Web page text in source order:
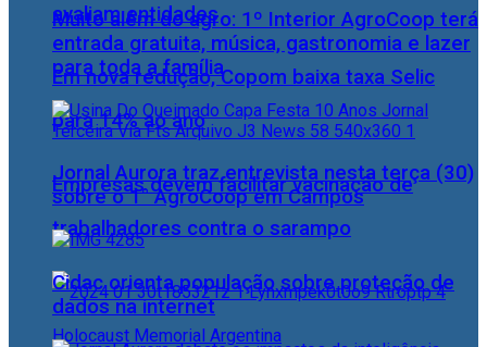
avaliam entidades
Em nova redução, Copom baixa taxa Selic
para 14% ao ano
Empresas devem facilitar vacinação de
trabalhadores contra o sarampo
Muito além do agro: 1º Interior AgroCoop terá
entrada gratuita, música, gastronomia e lazer
para toda a família
Jornal Aurora traz entrevista nesta terça (30)
sobre o 1° AgroCoop em Campos
Cidac orienta população sobre proteção de
dados na internet